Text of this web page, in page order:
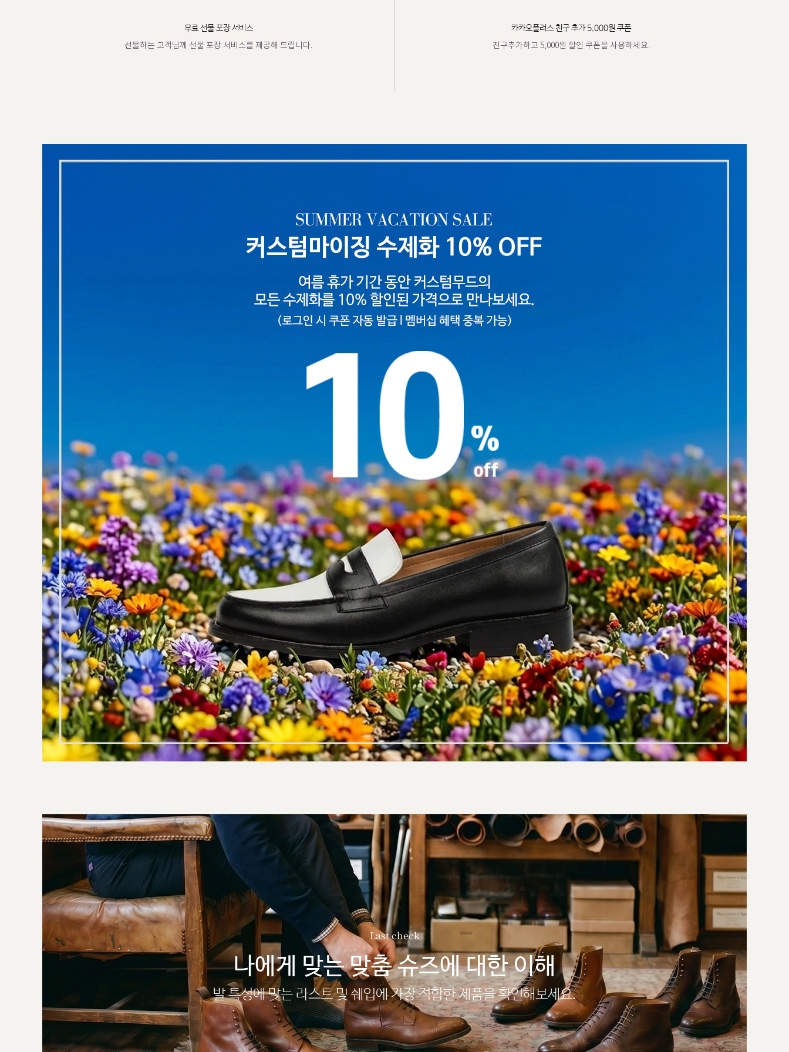
무료 선물 포장 서비스
선물하는 고객님께 선물 포장 서비스를 제공해 드립니다.
카카오플러스 친구 추가 5,000원 쿠폰
친구추가하고 5,000원 할인 쿠폰을 사용하세요.
Last check
나에게 맞는 맞춤 슈즈에 대한 이해
발 특성에 맞는 라스트 및 쉐입에 가장 적합한 제품을 확인해보세요.